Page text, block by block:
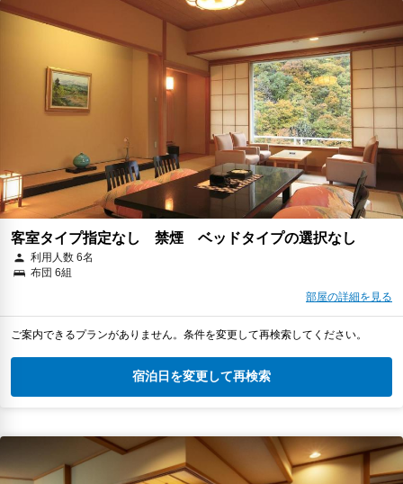
客室タイプ指定なし 禁煙 ベッドタイプの選択なし
利用人数 6名
布団 6組
部屋の詳細を見る
ご案内できるプランがありません。条件を変更して再検索してください。
宿泊日を変更して再検索